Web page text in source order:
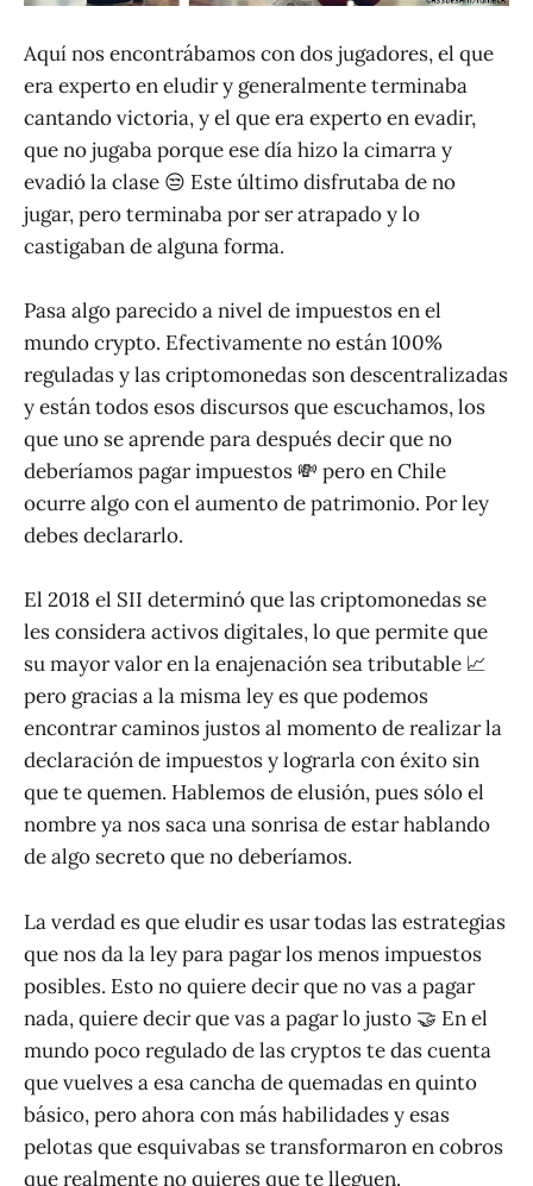
Aquí nos encontrábamos con dos jugadores, el que
era experto en eludir y generalmente terminaba
cantando victoria, y el que era experto en evadir,
que no jugaba porque ese día hizo la cimarra y
evadió la clase 😒 Este último disfrutaba de no
jugar, pero terminaba por ser atrapado y lo
castigaban de alguna forma.
Pasa algo parecido a nivel de impuestos en el
mundo crypto. Efectivamente no están 100%
reguladas y las criptomonedas son descentralizadas
y están todos esos discursos que escuchamos, los
que uno se aprende para después decir que no
deberíamos pagar impuestos 💸 pero en Chile
ocurre algo con el aumento de patrimonio. Por ley
debes declararlo.
El 2018 el SII determinó que las criptomonedas se
les considera activos digitales, lo que permite que
su mayor valor en la enajenación sea tributable 📈
pero gracias a la misma ley es que podemos
encontrar caminos justos al momento de realizar la
declaración de impuestos y lograrla con éxito sin
que te quemen. Hablemos de elusión, pues sólo el
nombre ya nos saca una sonrisa de estar hablando
de algo secreto que no deberíamos.
La verdad es que eludir es usar todas las estrategias
que nos da la ley para pagar los menos impuestos
posibles. Esto no quiere decir que no vas a pagar
nada, quiere decir que vas a pagar lo justo 🤝 En el
mundo poco regulado de las cryptos te das cuenta
que vuelves a esa cancha de quemadas en quinto
básico, pero ahora con más habilidades y esas
pelotas que esquivabas se transformaron en cobros
que realmente no quieres que te lleguen.